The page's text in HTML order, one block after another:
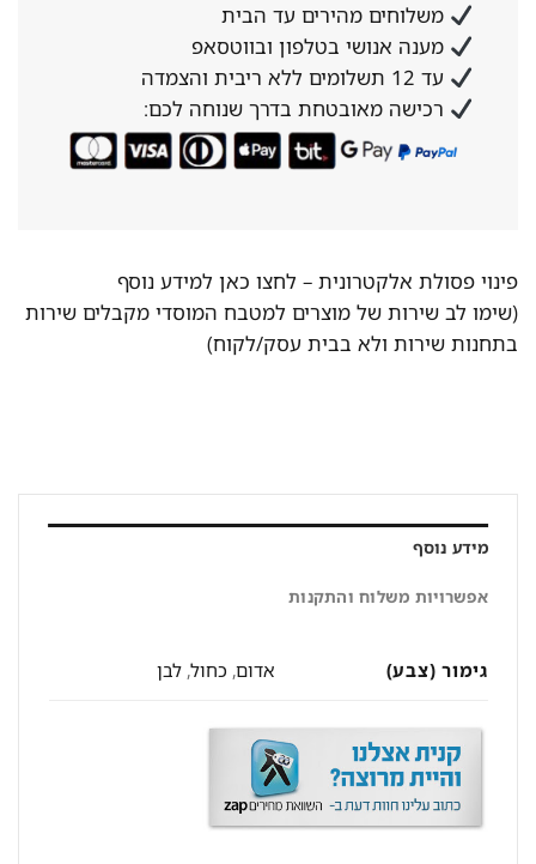
משלוחים מהירים עד הבית
מענה אנושי בטלפון ובווטסאפ
עד 12 תשלומים ללא ריבית והצמדה
רכישה מאובטחת בדרך שנוחה לכם:
פינוי פסולת אלקטרונית –לחצו כאן למידע נוסף
(שימו לב שירות של מוצרים למטבח המוסדי מקבלים שירות
בתחנות שירות ולא בבית עסק/לקוח)
מידע נוסף
אפשרויות משלוח והתקנות
גימור (צבע) אדום,כחול,לבן